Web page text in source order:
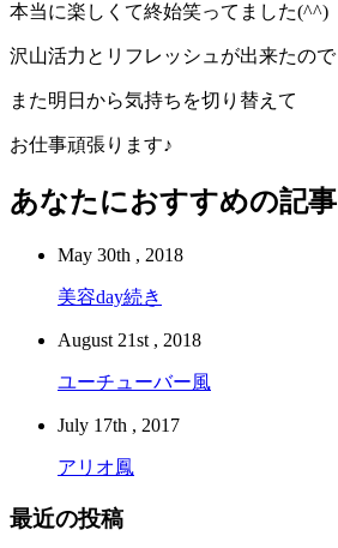
本当に楽しくて終始笑ってました(^^)
沢山活力とリフレッシュが出来たので
また明日から気持ちを切り替えて
お仕事頑張ります♪
あなたにおすすめの記事
May 30th , 2018
美容day続き
August 21st , 2018
ユーチューバー風
July 17th , 2017
アリオ鳳
最近の投稿